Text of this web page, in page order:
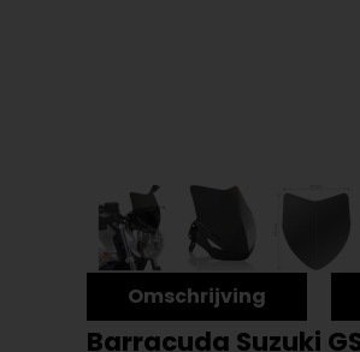
Omschrijving
Barracuda Suzuki